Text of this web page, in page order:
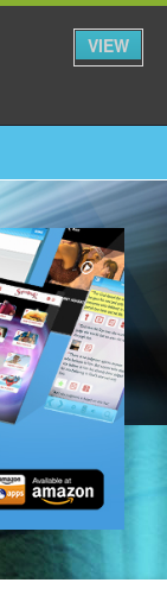
VIEW